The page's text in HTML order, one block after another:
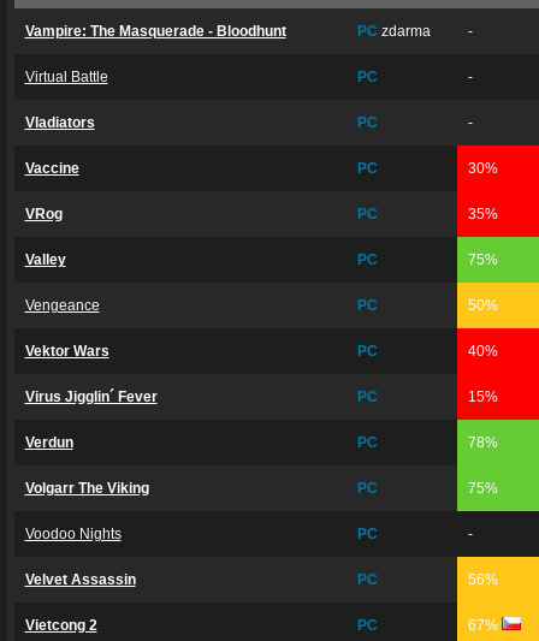
Vampire: The Masquerade - Bloodhunt PC zdarma -
Virtual Battle PC -
Vladiators PC -
Vaccine PC 30%
VRog PC 35%
Valley PC 75%
Vengeance PC 50%
Vektor Wars PC 40%
Virus Jigglin´ Fever PC 15%
Verdun PC 78%
Volgarr The Viking PC 75%
Voodoo Nights PC -
Velvet Assassin PC 56%
Vietcong 2 PC 67%